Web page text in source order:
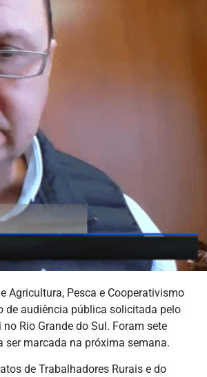
Agricultura, Pesca e Cooperativismo
de audiência pública solicitada pelo
Rio Grande do Sul. Foram sete
marcada na próxima semana.
de Trabalhadores Rurais e do